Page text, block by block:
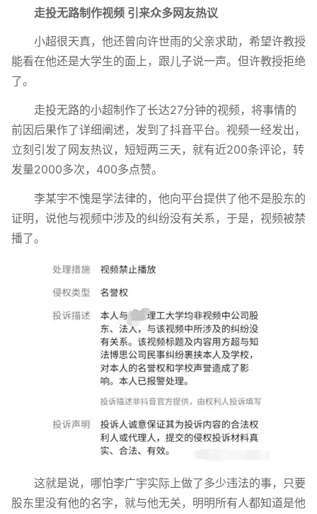
走投无路制作视频 引来众多网友热议
小超很天真，他还曾向许世雨的父亲求助，希望许教授
能看在他还是大学生的面上，跟儿子说一声。但许教授拒绝
了。
走投无路的小超制作了长达27分钟的视频，将事情的
前因后果作了详细阐述，发到了抖音平台。视频一经发出，
立刻引发了网友热议，短短两三天，就有近200条评论，转
发量2000多次，400多点赞。
李某宇不愧是学法律的，他向平台提供了他不是股东的
证明，说他与视频中涉及的纠纷没有关系，于是，视频被禁
播了。
这就是说，哪怕李广宇实际上做了多少违法的事，只要
股东里没有他的名字，就与他无关，明明所有人都知道是他